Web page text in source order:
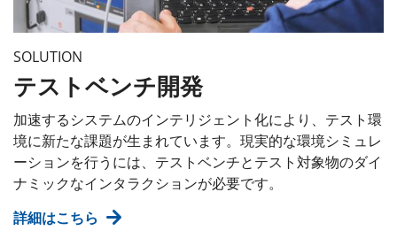
SOLUTION
テストベンチ開発
加速するシステムのインテリジェント化により、テスト環
境に新たな課題が生まれています。現実的な環境シミュレ
ーションを行うには、テストベンチとテスト対象物のダイ
ナミックなインタラクションが必要です。
詳細はこちら